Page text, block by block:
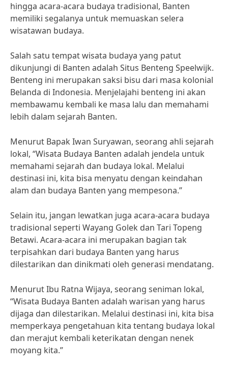
hingga acara-acara budaya tradisional, Banten
memiliki segalanya untuk memuaskan selera
wisatawan budaya.
Salah satu tempat wisata budaya yang patut
dikunjungi di Banten adalah Situs Benteng Speelwijk.
Benteng ini merupakan saksi bisu dari masa kolonial
Belanda di Indonesia. Menjelajahi benteng ini akan
membawamu kembali ke masa lalu dan memahami
lebih dalam sejarah Banten.
Menurut Bapak Iwan Suryawan, seorang ahli sejarah
lokal, “Wisata Budaya Banten adalah jendela untuk
memahami sejarah dan budaya lokal. Melalui
destinasi ini, kita bisa menyatu dengan keindahan
alam dan budaya Banten yang mempesona.”
Selain itu, jangan lewatkan juga acara-acara budaya
tradisional seperti Wayang Golek dan Tari Topeng
Betawi. Acara-acara ini merupakan bagian tak
terpisahkan dari budaya Banten yang harus
dilestarikan dan dinikmati oleh generasi mendatang.
Menurut Ibu Ratna Wijaya, seorang seniman lokal,
“Wisata Budaya Banten adalah warisan yang harus
dijaga dan dilestarikan. Melalui destinasi ini, kita bisa
memperkaya pengetahuan kita tentang budaya lokal
dan merajut kembali keterikatan dengan nenek
moyang kita.”